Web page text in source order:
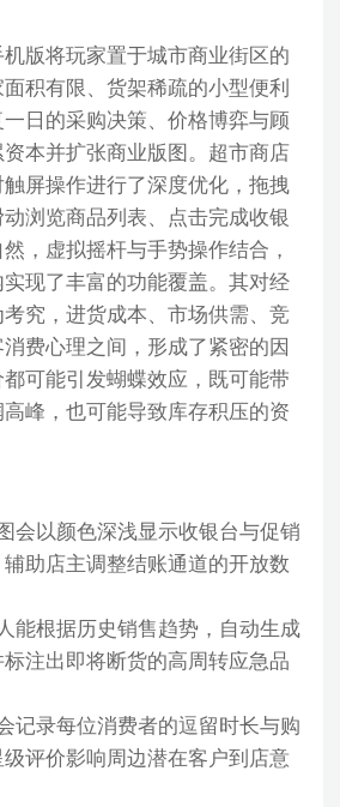
版将玩家置于城市商业街区的
积有限、货架稀疏的小型便利
日的采购决策、价格博弈与顾
本并扩张商业版图。超市商店
屏操作进行了深度优化，拖拽
浏览商品列表、点击完成收银
，虚拟摇杆与手势操作结合，
现了丰富的功能覆盖。其对经
究，进货成本、市场供需、竞
费心理之间，形成了紧密的因
可能引发蝴蝶效应，既可能带
峰，也可能导致库存积压的资
会以颜色深浅显示收银台与促销
助店主调整结账通道的开放数
能根据历史销售趋势，自动生成
注出即将断货的高周转应急品
记录每位消费者的逗留时长与购
评价影响周边潜在客户到店意